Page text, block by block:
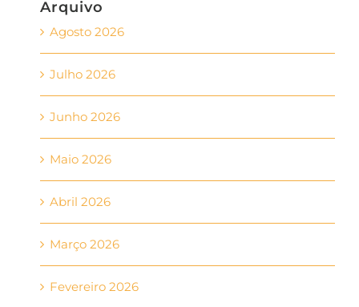
Arquivo
Agosto 2026
Julho 2026
Junho 2026
Maio 2026
Abril 2026
Março 2026
Fevereiro 2026